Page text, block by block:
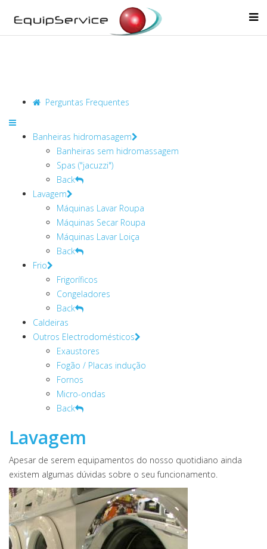
Perguntas Frequentes
Banheiras hidromasagem
Banheiras sem hidromassagem
Spas ("jacuzzi")
Back
Lavagem
Máquinas Lavar Roupa
Máquinas Secar Roupa
Máquinas Lavar Loiça
Back
Frio
Frigoríficos
Congeladores
Back
Caldeiras
Outros Electrodomésticos
Exaustores
Fogão / Placas indução
Fornos
Micro-ondas
Back
Lavagem
Apesar de serem equipamentos do nosso quotidiano ainda
existem algumas dúvidas sobre o seu funcionamento.